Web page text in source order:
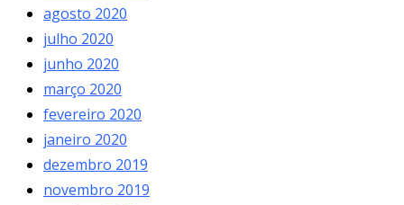
agosto 2020
julho 2020
junho 2020
março 2020
fevereiro 2020
janeiro 2020
dezembro 2019
novembro 2019